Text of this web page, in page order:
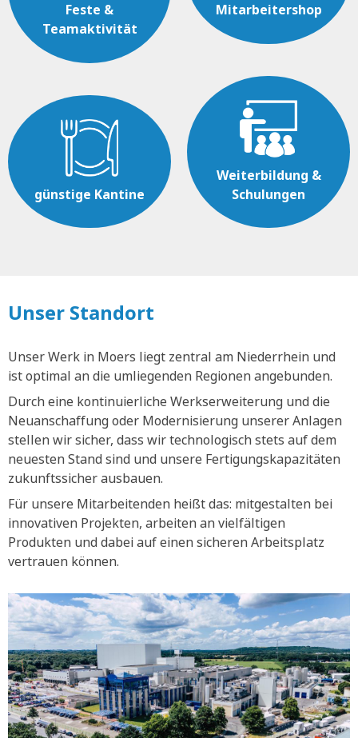
Feste &
Teamaktivität
günstige Kantine
Mitarbeitershop
Weiterbildung &
Schulungen
Unser Standort
Unser Werk in Moers liegt zentral am Niederrhein und
ist optimal an die umliegenden Regionen angebunden.
Durch eine kontinuierliche Werkserweiterung und die
Neuanschaffung oder Modernisierung unserer Anlagen
stellen wir sicher, dass wir technologisch stets auf dem
neuesten Stand sind und unsere Fertigungskapazitäten
zukunftssicher ausbauen.
Für unsere Mitarbeitenden heißt das: mitgestalten bei
innovativen Projekten, arbeiten an vielfältigen
Produkten und dabei auf einen sicheren Arbeitsplatz
vertrauen können.